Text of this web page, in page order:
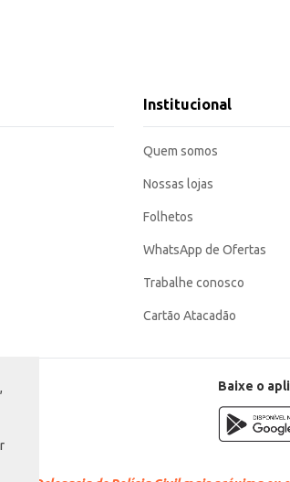
refrescante e um bom custo-benefício, tornando-se
Institucional
Quem somos
Nossas lojas
Folhetos
WhatsApp de Ofertas
Trabalhe conosco
Cartão Atacadão
Baixe o